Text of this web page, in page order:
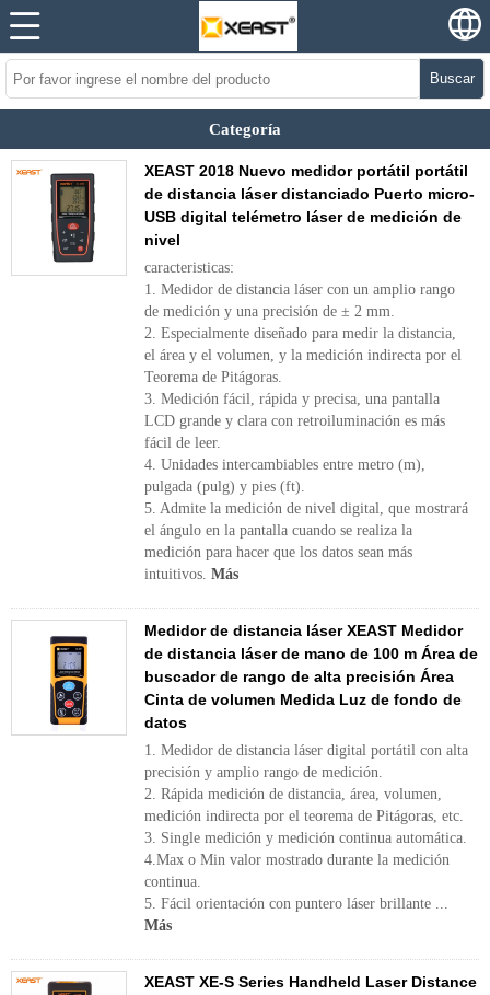
Buscar
Categoría
XEAST 2018 Nuevo medidor portátil portátil
de distancia láser distanciado Puerto micro-
USB digital telémetro láser de medición de
nivel
caracteristicas:
1. Medidor de distancia láser con un amplio rango
de medición y una precisión de ± 2 mm.
2. Especialmente diseñado para medir la distancia,
el área y el volumen, y la medición indirecta por el
Teorema de Pitágoras.
3. Medición fácil, rápida y precisa, una pantalla
LCD grande y clara con retroiluminación es más
fácil de leer.
4. Unidades intercambiables entre metro (m),
pulgada (pulg) y pies (ft).
5. Admite la medición de nivel digital, que mostrará
el ángulo en la pantalla cuando se realiza la
medición para hacer que los datos sean más
intuitivos. Más
Medidor de distancia láser XEAST Medidor
de distancia láser de mano de 100 m Área de
buscador de rango de alta precisión Área
Cinta de volumen Medida Luz de fondo de
datos
1. Medidor de distancia láser digital portátil con alta
precisión y amplio rango de medición.
2. Rápida medición de distancia, área, volumen,
medición indirecta por el teorema de Pitágoras, etc.
3. Single medición y medición continua automática.
4.Max o Min valor mostrado durante la medición
continua.
5. Fácil orientación con puntero láser brillante ...
Más
XEAST XE-S Series Handheld Laser Distance